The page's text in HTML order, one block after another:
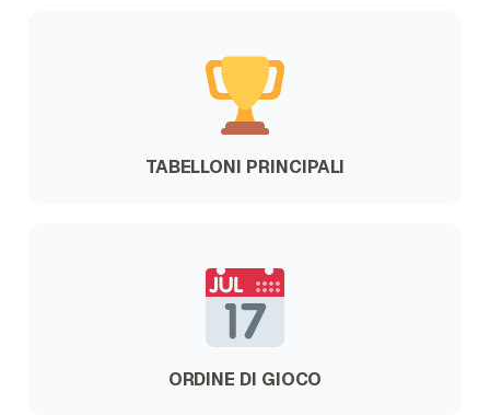
TABELLONI PRINCIPALI
ORDINE DI GIOCO